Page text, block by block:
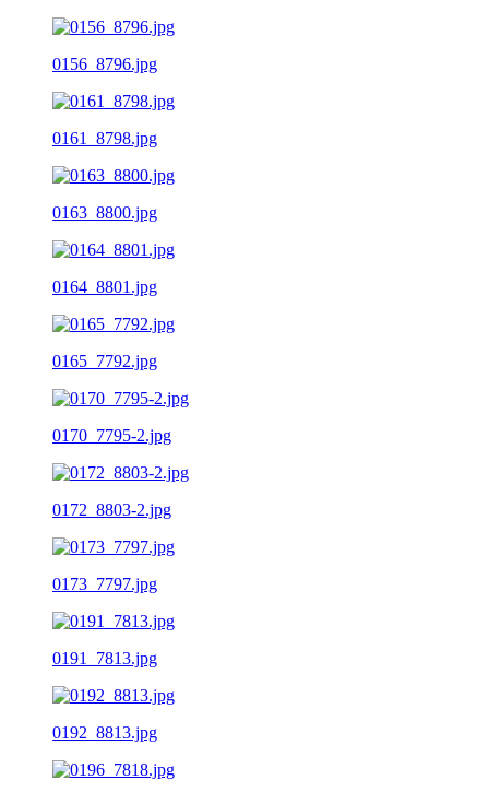
0156_8796.jpg
0161_8798.jpg
0163_8800.jpg
0164_8801.jpg
0165_7792.jpg
0170_7795-2.jpg
0172_8803-2.jpg
0173_7797.jpg
0191_7813.jpg
0192_8813.jpg